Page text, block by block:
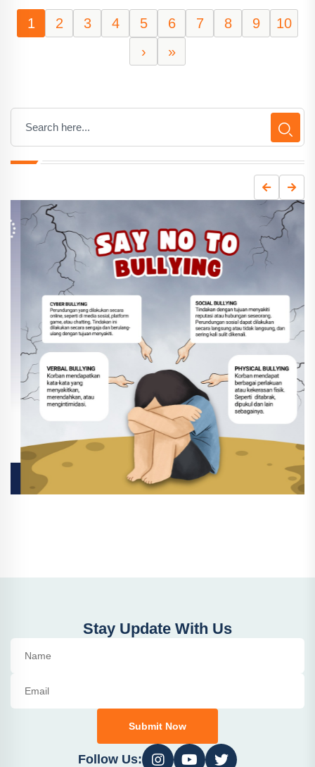
1 2 3 4 5 6 7 8 9
10
›
»
Stay Update With Us
Submit Now
Follow Us: